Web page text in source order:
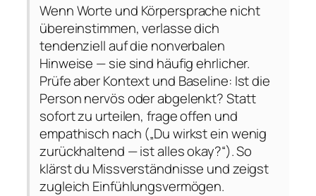
Wenn Worte und Körpersprache nicht
übereinstimmen, verlasse dich
tendenziell auf die nonverbalen
Hinweise — sie sind häufig ehrlicher.
Prüfe aber Kontext und Baseline: Ist die
Person nervös oder abgelenkt? Statt
sofort zu urteilen, frage offen und
empathisch nach („Du wirkst ein wenig
zurückhaltend — ist alles okay?“). So
klärst du Missverständnisse und zeigst
zugleich Einfühlungsvermögen.